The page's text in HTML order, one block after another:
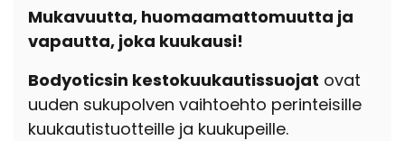
Mukavuutta, huomaamattomuutta ja
vapautta, joka kuukausi!
Bodyoticsin kestokuukautissuojat ovat
uuden sukupolven vaihtoehto perinteisille
kuukautistuotteille ja kuukupeille.